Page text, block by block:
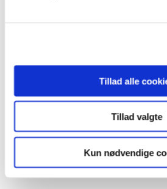
Tillad alle
Tillad valgte
Kun nødvendige